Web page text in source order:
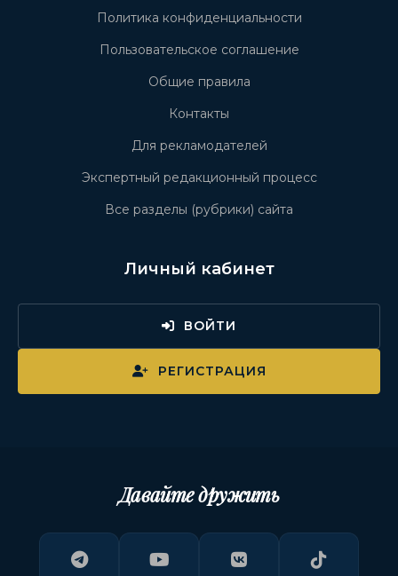
Политика конфиденциальности
Пользовательское соглашение
Общие правила
Контакты
Для рекламодателей
Экспертный редакционный процесс
Все разделы (рубрики) сайта
Личный кабинет
ВОЙТИ
РЕГИСТРАЦИЯ
Давайте дружить